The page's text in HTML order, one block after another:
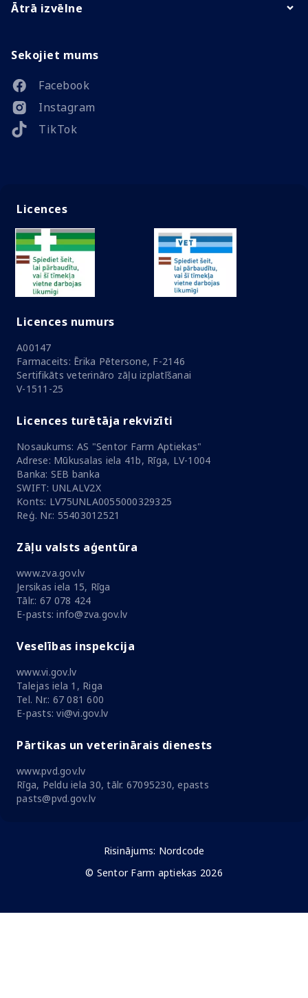
Ātrā izvēlne
Sekojiet mums
Facebook
Instagram
TikTok
Licences
Licences numurs
A00147
Farmaceits: Ērika Pētersone, F-2146
Sertifikāts veterināro zāļu izplatīšanai
V-1511-25
Licences turētāja rekvizīti
Nosaukums: AS "Sentor Farm Aptiekas"
Adrese: Mūkusalas iela 41b, Rīga, LV-1004
Banka: SEB banka
SWIFT: UNLALV2X
Konts: LV75UNLA0055000329325
Reģ. Nr.: 55403012521
Zāļu valsts aģentūra
www.zva.gov.lv
Jersikas iela 15, Rīga
Tālr.: 67 078 424
E-pasts: info@zva.gov.lv
Veselības inspekcija
www.vi.gov.lv
Talejas iela 1, Riga
Tel. Nr.: 67 081 600
E-pasts: vi@vi.gov.lv
Pārtikas un veterinārais dienests
www.pvd.gov.lv
Rīga, Peldu iela 30, tālr. 67095230, epasts
pasts@pvd.gov.lv
Risinājums: Nordcode
© Sentor Farm aptiekas 2026